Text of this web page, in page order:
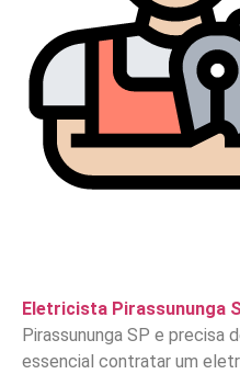
Eletricista Pirassununga
Pirassununga SP e precisa
essencial contratar um